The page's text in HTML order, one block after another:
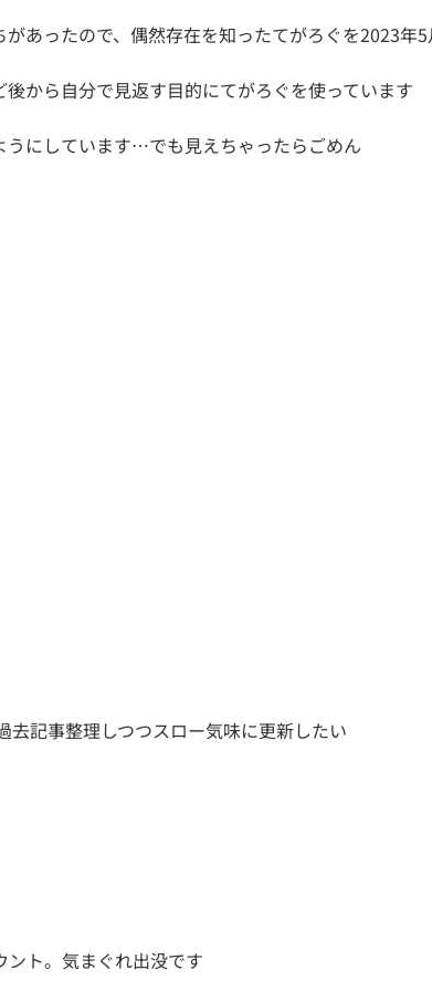
あったので、偶然存在を知ったてがろぐを2023年
から自分で見返す目的にてがろぐを使っています
にしています…でも見えちゃったらごめん
記事整理しつつスロー気味に更新したい
ト。気まぐれ出没です